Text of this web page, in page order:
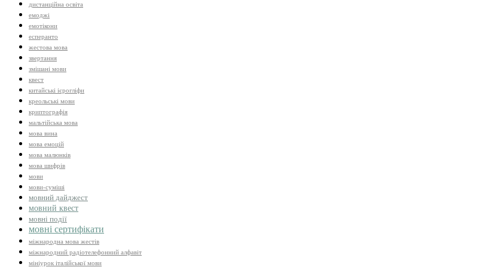
дистанційна освіта
емоджі
емотікони
есперанто
жестова мова
звертання
змішані мови
квест
китайські ієрогліфи
креольські мови
криптографія
мальтійська мова
мова вина
мова емоцій
мова малюнків
мова шифрів
мови
мови-суміші
мовний дайджест
мовний квест
мовні події
мовні сертифікати
міжнародна мова жестів
міжнародний радіотелефонний алфавіт
мініурок італійської мови